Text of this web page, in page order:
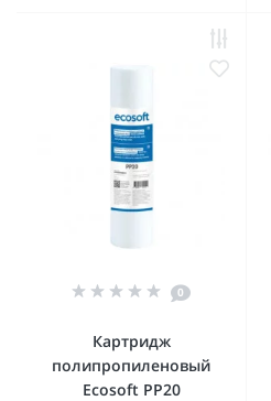
0
Картридж
полипропиленовый
Ecosoft PP20